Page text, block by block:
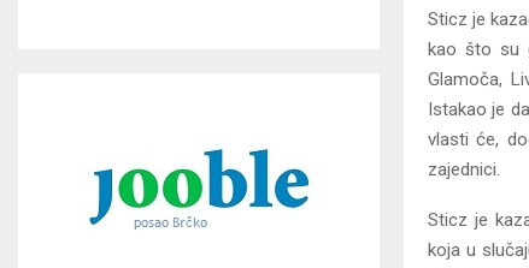
Sticz je
kao što su
Glamoča,
Istakao je
vlasti će,
zajednici.
Sticz je
koja u